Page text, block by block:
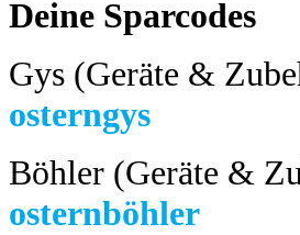
Deine Sparcodes
Gys (Geräte &
osterngys
Böhler (Geräte &
osternböhler